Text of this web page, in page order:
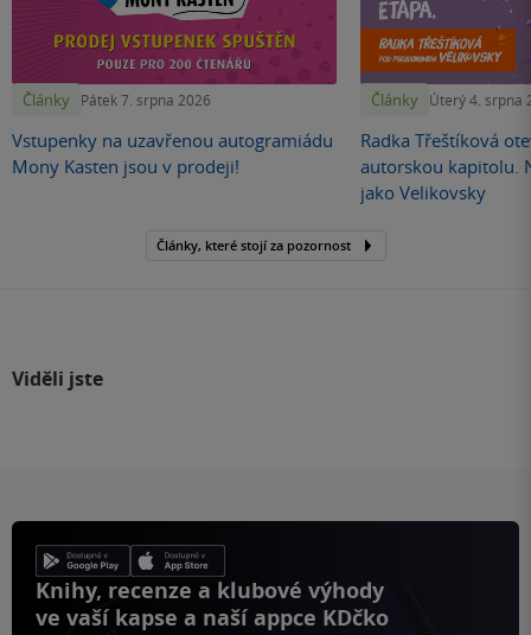
Články Pátek 7. srpna 2026
Vstupenky na uzavřenou autogramiádu
Mony Kasten jsou v prodeji!
Články Úterý 4. srpna
Radka Třeštíková
autorskou kapitolu.
jako Velikovsky
Články, které stojí za pozornost
Viděli jste
Knihy, recenze a klubové výhody
ve vaší kapse a naší appce KDčko